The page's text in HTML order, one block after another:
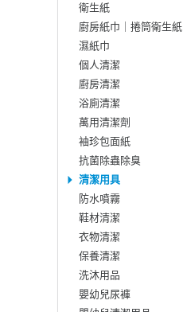
衛生紙
廚房紙巾｜捲筒衛生紙
濕紙巾
個人清潔
廚房清潔
浴廁清潔
萬用清潔劑
袖珍包面紙
抗菌除蟲除臭
清潔用具
防水噴霧
鞋材清潔
衣物清潔
保養清潔
洗沐用品
嬰幼兒尿褲